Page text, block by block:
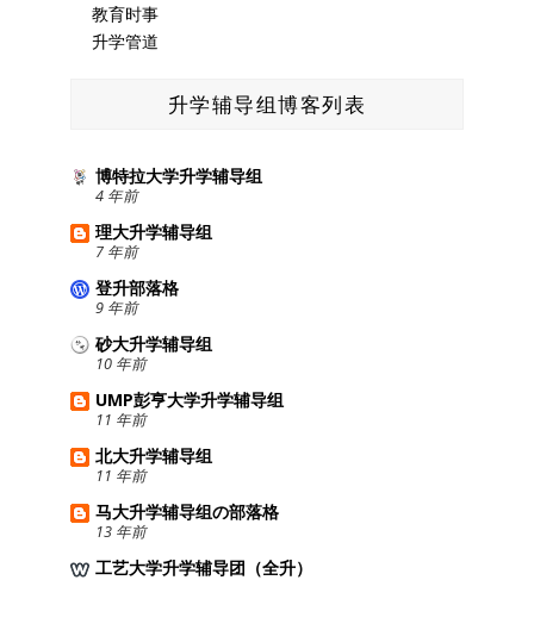
教育时事
升学管道
升学辅导组博客列表
博特拉大学升学辅导组
4 年前
理大升学辅导组
7 年前
登升部落格
9 年前
砂大升学辅导组
10 年前
UMP彭亨大学升学辅导组
11 年前
北大升学辅导组
11 年前
马大升学辅导组の部落格
13 年前
工艺大学升学辅导团（全升）